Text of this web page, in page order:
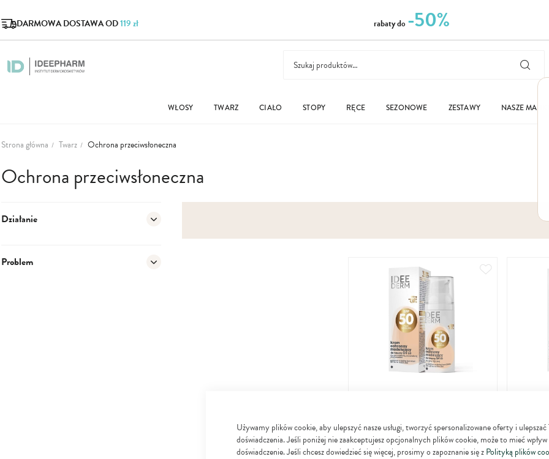
Używamy plików cookie, aby ulepszyć nasze usługi, tworzyć spersonalizowane oferty i ulepszać
doświadczenia. Jeśli poniżej nie zaakceptujesz opcjonalnych plików cookie, może to mieć wpływ
doświadczenie. Jeśli chcesz dowiedzieć się więcej, prosimy o zapoznanie się zPolityką plików
DARMOWA DOSTAWA OD119 zł rabaty do -50%
WŁOSY TWARZ CIAŁO STOPY RĘCE SEZONOWE ZESTAWY NASZE MARKI
Strona główna Twarz Ochrona przeciwsłoneczna
Ochrona przeciwsłoneczna
SPF 50 do cery dojrzałej, pozbawionej
elastyczności, z oznakami starzenia
50 00
zł
skóry
Działanie
Problem